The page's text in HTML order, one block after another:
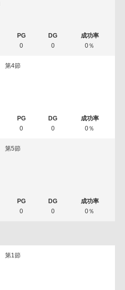
0 0 0％
第4節
0 0 0％
第5節
0 0 0％
第1節